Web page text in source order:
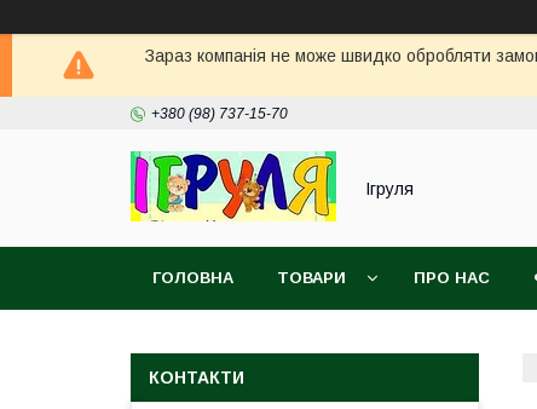
Зараз компанія не може швидко обробляти
+380 (98) 737-15-70
Ігруля
ГОЛОВНА ТОВАРИ ПРО НАС
КОНТАКТИ